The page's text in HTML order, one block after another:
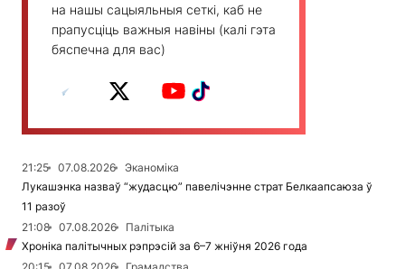
на нашы сацыяльныя сеткі, каб не
прапусціць важныя навіны (калі гэта
бяспечна для вас)
21:25 07.08.2026
Эканоміка
Лукашэнка назваў “жудасцю” павелічэнне страт Белкаапсаюза ў
11 разоў
21:08
07.08.2026
Палітыка
Хроніка палітычных рэпрэсій за 6–7 жніўня 2026 года